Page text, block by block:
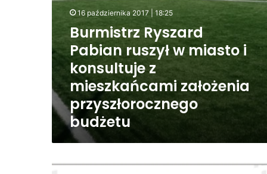
założenia
przyszłorocznego
budżetu
16 października 2017 | 18:25
Burmistrz Ryszard
Pabian ruszył w miasto i
konsultuje z
mieszkańcami założenia
przyszłorocznego
budżetu
Weź